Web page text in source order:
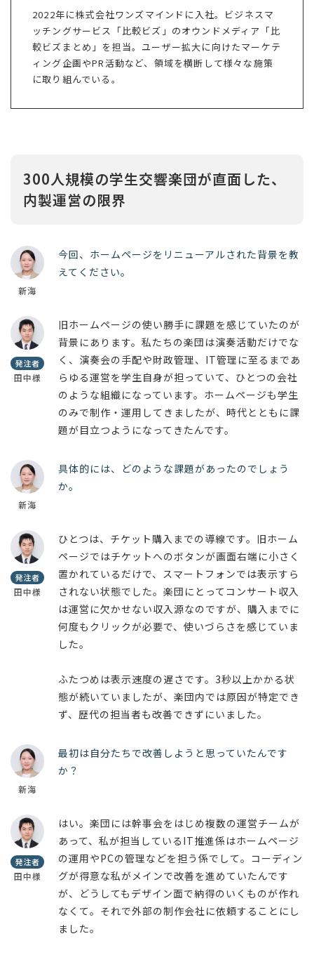
2022年に株式会社ワンズマインドに入社。ビジネスマ
ッチングサービス「比較ビズ」のオウンドメディア「比
較ビズまとめ」を担当。ユーザー拡大に向けたマーケテ
ィング企画やPR活動など、領域を横断して様々な施策
に取り組んでいる。
300人規模の学生交響楽団が直面した、
内製運営の限界
新海
今回、ホームページをリニューアルされた背景を教
えてください。
発注者
田中様
旧ホームページの使い勝手に課題を感じていたのが
背景にあります。私たちの楽団は演奏活動だけでな
く、演奏会の手配や財政管理、IT管理に至るまであ
らゆる運営を学生自身が担っていて、ひとつの会社
のような組織になっています。ホームページも学生
のみで制作・運用してきましたが、時代とともに課
題が目立つようになってきたんです。
新海
具体的には、どのような課題があったのでしょう
か。
発注者
田中様
ひとつは、チケット購入までの導線です。旧ホーム
ページではチケットへのボタンが画面右端に小さく
置かれているだけで、スマートフォンでは表示すら
されない状態でした。楽団にとってコンサート収入
は運営に欠かせない収入源なのですが、購入までに
何度もクリックが必要で、使いづらさを感じていま
した。
ふたつめは表示速度の遅さです。3秒以上かかる状
態が続いていましたが、楽団内では原因が特定でき
ず、歴代の担当者も改善できずにいました。
新海
最初は自分たちで改善しようと思っていたんです
か？
発注者
田中様
はい。楽団には幹事会をはじめ複数の運営チームが
あって、私が担当しているIT推進係はホームページ
の運用やPCの管理などを担う係でして。コーディン
グが得意な私がメインで改善を進めていたんです
が、どうしてもデザイン面で納得のいくものが作れ
なくて。それで外部の制作会社に依頼することにし
ました。